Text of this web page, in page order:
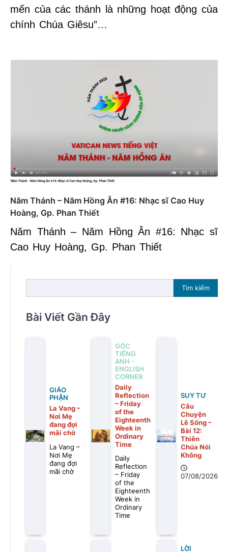
mến của các thánh là những hoạt động của
chính Chúa Giêsu”…
Năm Thánh – Năm Hồng Ân #16: Nhạc sĩ Cao Huy
Hoàng, Gp. Phan Thiết
Năm Thánh – Năm Hồng Ân #16: Nhạc sĩ
Cao Huy Hoàng, Gp. Phan Thiết
Tìm kiếm
Bài Viết Gần Đây
GIÁO
PHẬN
La Vang –
Nơi Mẹ
đang đợi
mãi chờ
La Vang –
Nơi Mẹ
đang đợi
mãi chờ
GÓC
TIẾNG
ANH -
ENGLISH
CORNER
Daily
Reflection
– Friday
of the
Eighteenth
Week in
Ordinary
Time
Daily
Reflection
– Friday
of the
Eighteenth
Week in
Ordinary
Time
SUY TƯ
Câu
Chuyện
Lẽ Sống –
Bài 12:
Thiên
Chúa Nói
Không
07/08/2026
LỜI